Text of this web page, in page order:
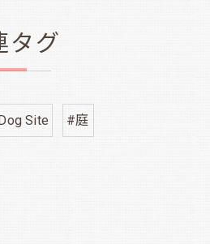
タグ
Site #庭